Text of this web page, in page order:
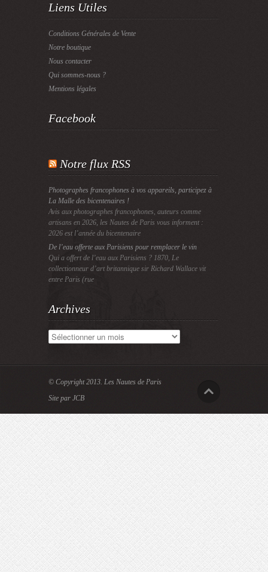
Liens Utiles
Conditions Générales de Vente
Notre boutique
Nous contacter
Qui sommes-nous ?
Mentions légales
Facebook
Notre flux RSS
Photographes francophones à vos appareils, participez à
La Malle des bicentenaires !
Avis aux photographes francophones, auteurs comme
artisans en 2026, les Nautes de Paris vous informent :
2026 est l’année du bicentenaire
De l’eau offerte aux Parisiens pour remplacer le vin
Qui a offert de l’eau aux Parisiens ? 1870, Le
collectionneur d’art britannique sir Richard Wallace vit
entre Paris (rue
Archives
Archives
© Copyright 2013. Les Nautes de Paris
Site par JCB